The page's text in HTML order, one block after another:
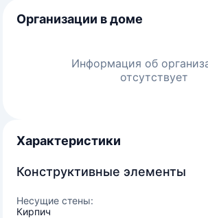
Организации в доме
Информация об
отсутствует
Характеристики
Конструктивные элементы
Несущие стены:
Кирпич